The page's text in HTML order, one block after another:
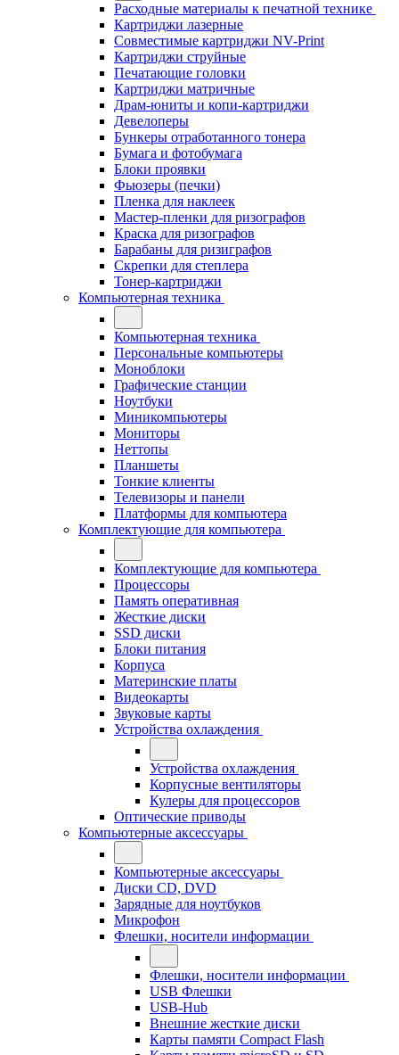
Расходные материалы к печатной технике
Картриджи лазерные
Совместимые картриджи NV-Print
Картриджи струйные
Печатающие головки
Картриджи матричные
Драм-юниты и копи-картриджи
Девелоперы
Бункеры отработанного тонера
Бумага и фотобумага
Блоки проявки
Фьюзеры (печки)
Пленка для наклеек
Мастер-пленки для ризографов
Краска для ризографов
Барабаны для ризиграфов
Скрепки для степлера
Тонер-картриджи
Компьютерная техника
Компьютерная техника
Персональные компьютеры
Моноблоки
Графические станции
Ноутбуки
Миникомпьютеры
Мониторы
Неттопы
Планшеты
Тонкие клиенты
Телевизоры и панели
Платформы для компьютера
Комплектующие для компьютера
Комплектующие для компьютера
Процессоры
Память оперативная
Жесткие диски
SSD диски
Блоки питания
Корпуса
Материнские платы
Видеокарты
Звуковые карты
Устройства охлаждения
Устройства охлаждения
Корпусные вентиляторы
Кулеры для процессоров
Оптические приводы
Компьютерные аксессуары
Компьютерные аксессуары
Диски CD, DVD
Зарядные для ноутбуков
Микрофон
Флешки, носители информации
Флешки, носители информации
USB Флешки
USB-Hub
Внешние жесткие диски
Карты памяти Compact Flash